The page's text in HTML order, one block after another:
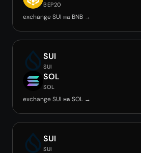
BEP20
exchange SUI на BNB →
SUI
SUI
SOL
SOL
exchange SUI на SOL →
SUI
SUI